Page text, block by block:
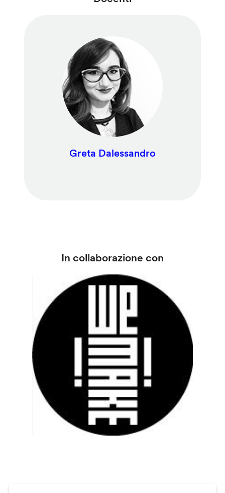
Greta Dalessandro
In collaborazione con